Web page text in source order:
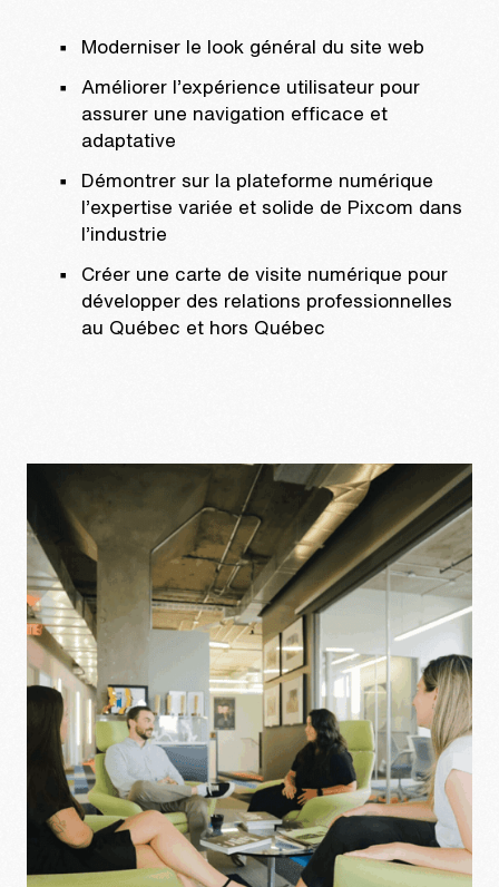
Moderniser le look général du site web
Améliorer l’expérience utilisateur pour
assurer une navigation efficace et
adaptative
Démontrer sur la plateforme numérique
l’expertise variée et solide de Pixcom dans
l’industrie
Créer une carte de visite numérique pour
développer des relations professionnelles
au Québec et hors Québec